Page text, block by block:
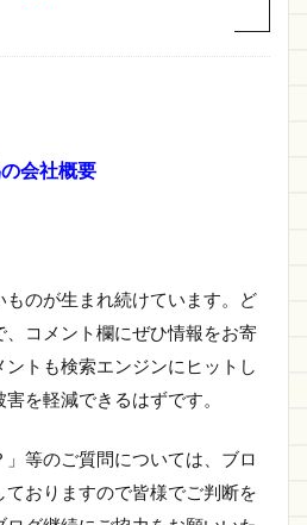
会社概要
のが生まれ続けています。ど
コメント欄にぜひ情報をお寄
トも検索エンジンにヒットし
を軽減できるはずです。
」等のご質問については、ブロ
おりますので皆様でご判断を